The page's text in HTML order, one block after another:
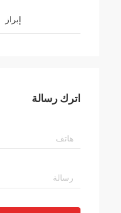
إبراز
اترك رسالة